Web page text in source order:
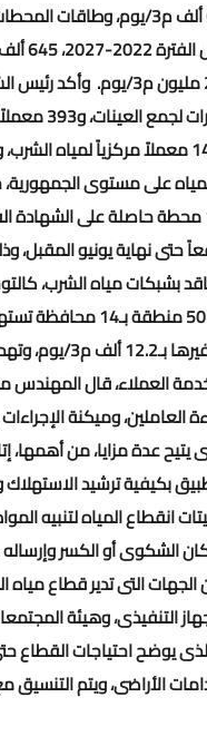
. وأكد رئيس
على مستوى
المخطط الانتهاء من التقييم الفنى لـ3586
بشبكات مياه الشرب،
نسبة الفاقد من 37 %
رفع كفاءة العاملين،
تم إطلاق تطبيق الهاتف المحمول 125،
بكيفية ترشيد
انقطاع المياه لتنبيه
الشكوى أو الكسر
وتأسيس الشركة القابضة فى عام 2004،
التنفيذى، وهيئة
الأراضى، ويتم التنسيق